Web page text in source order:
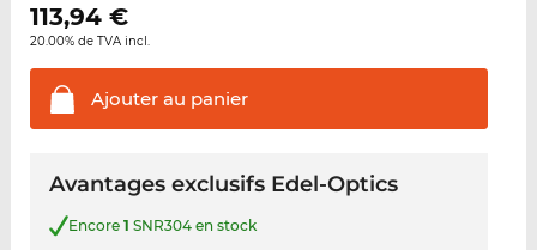
113,94€
20.00% de TVA incl.
Ajouter au panier
Avantages exclusifs Edel-Optics
Encore 1 SNR304 en stock